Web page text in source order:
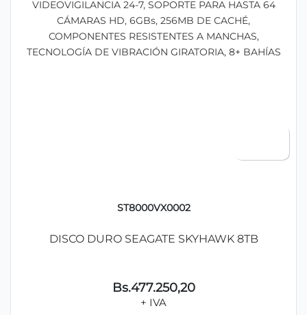
ST8000VX0002
DISCO DURO SEAGATE SKYHAWK 8TB
Bs.477.250,20
+ IVA